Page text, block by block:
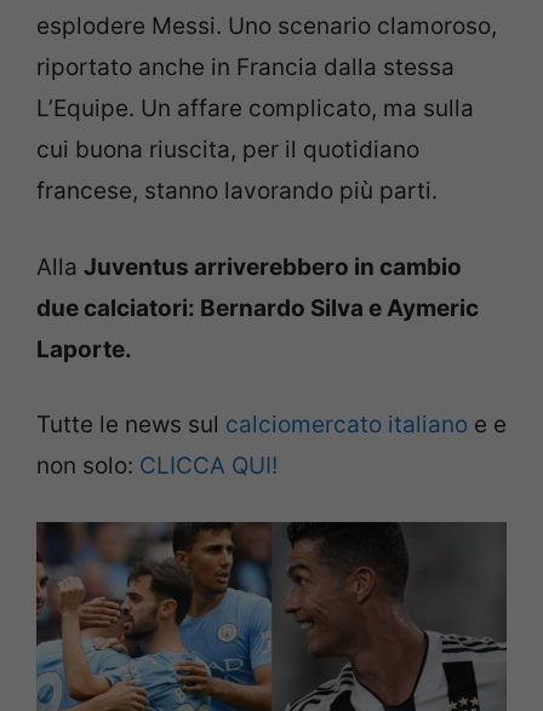
esplodere Messi. Uno scenario clamoroso,
riportato anche in Francia dalla stessa
L’Equipe. Un affare complicato, ma sulla
cui buona riuscita, per il quotidiano
francese, stanno lavorando più parti.
Alla Juventus arriverebbero in cambio
due calciatori: Bernardo Silva e Aymeric
Laporte.
Tutte le news sul calciomercato italiano e e
non solo: CLICCA QUI!